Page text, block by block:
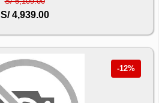
S/ 4,939.00
-12%